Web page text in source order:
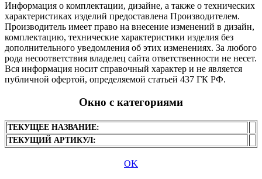
Информация о комплектации, дизайне, а также о технических
характеристиках изделий предоставлена Производителем.
Производитель имеет право на внесение изменений в дизайн,
комплектацию, технические характеристики изделия без
дополнительного уведомления об этих изменениях. За любого
рода несоответствия владелец сайта ответственности не несет.
Вся информация носит справочный характер и не является
публичной офертой, определяемой статьей 437 ГК РФ.
Окно с категориями
ТЕКУЩЕЕ НАЗВАНИЕ:
ТЕКУЩИЙ АРТИКУЛ:
OK